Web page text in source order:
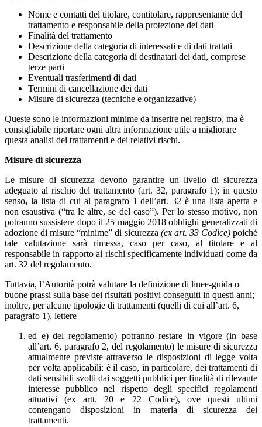
Nome e contatti del titolare, contitolare, rappresentante del
trattamento e responsabile della protezione dei dati
Finalità del trattamento
Descrizione della categoria di interessati e di dati trattati
Descrizione della categoria di destinatari dei dati, comprese
terze parti
Eventuali trasferimenti di dati
Termini di cancellazione dei dati
Misure di sicurezza (tecniche e organizzative)
Queste sono le informazioni minime da inserire nel registro, ma è
consigliabile riportare ogni altra informazione utile a migliorare
questa analisi dei trattamenti e dei relativi rischi.
Misure di sicurezza
Le misure di sicurezza devono garantire un livello di sicurezza
adeguato al rischio del trattamento (art. 32, paragrafo 1); in questo
senso, la lista di cui al paragrafo 1 dell’art. 32 è una lista aperta e
non esaustiva (“tra le altre, se del caso”). Per lo stesso motivo, non
potranno sussistere dopo il 25 maggio 2018 obblighi generalizzati di
adozione di misure “minime” di sicurezza (ex art. 33 Codice) poiché
tale valutazione sarà rimessa, caso per caso, al titolare e al
responsabile in rapporto ai rischi specificamente individuati come da
art. 32 del regolamento.
Tuttavia, l’Autorità potrà valutare la definizione di linee-guida o
buone prassi sulla base dei risultati positivi conseguiti in questi anni;
inoltre, per alcune tipologie di trattamenti (quelli di cui all’art. 6,
paragrafo 1), lettere
ed e) del regolamento) potranno restare in vigore (in base
all’art. 6, paragrafo 2, del regolamento) le misure di sicurezza
attualmente previste attraverso le disposizioni di legge volta
per volta applicabili: è il caso, in particolare, dei trattamenti di
dati sensibili svolti dai soggetti pubblici per finalità di rilevante
interesse pubblico nel rispetto degli specifici regolamenti
attuativi (ex artt. 20 e 22 Codice), ove questi ultimi
contengano disposizioni in materia di sicurezza dei
trattamenti.